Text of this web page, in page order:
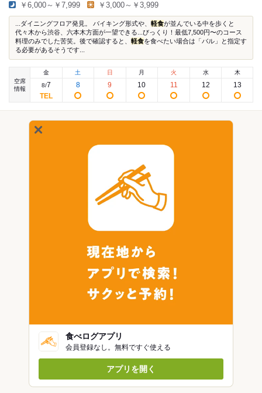
￥6,000～￥7,999 ￥3,000～￥3,999
...ダイニングフロア発見。 バイキング形式や、 軽食が並んでいる中を歩くと
代々木から渋谷、六本木方面が一望できる...びっくり！最低7,500円〜のコース
料理のみでした苦笑。後で確認すると、 軽食を食べたい場合は「バル」と指定す
る必要があるそうです...
空席
情報
金
8/7
土
8
日
9
月
10
火
11
水
12
木
13
食べログアプリ
会員登録なし。無料ですぐ使える
アプリを開く